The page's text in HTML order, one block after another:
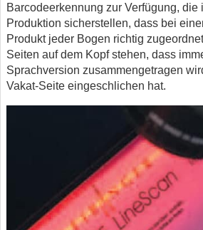
Barcodeerkennung zur Verfügung,
Produktion sicherstellen, dass bei
Produkt jeder Bogen richtig
Seiten auf dem Kopf stehen, dass
Sprachversion zusammengetragen
Vakat-Seite eingeschlichen hat.